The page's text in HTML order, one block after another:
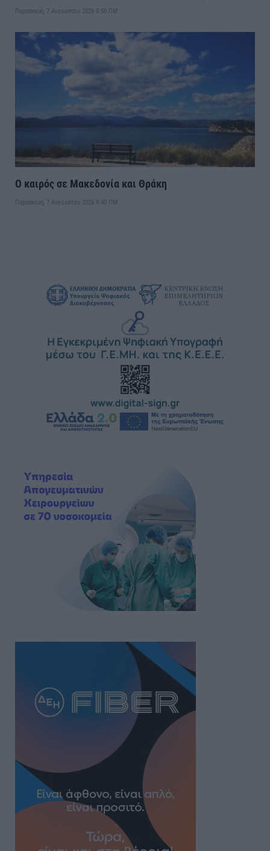
Παρασκευή, 7 Αυγούστου 2026 9:50 ΠΜ
Ο καιρός σε Μακεδονία και Θράκη
Παρασκευή, 7 Αυγούστου 2026 9:40 ΠΜ